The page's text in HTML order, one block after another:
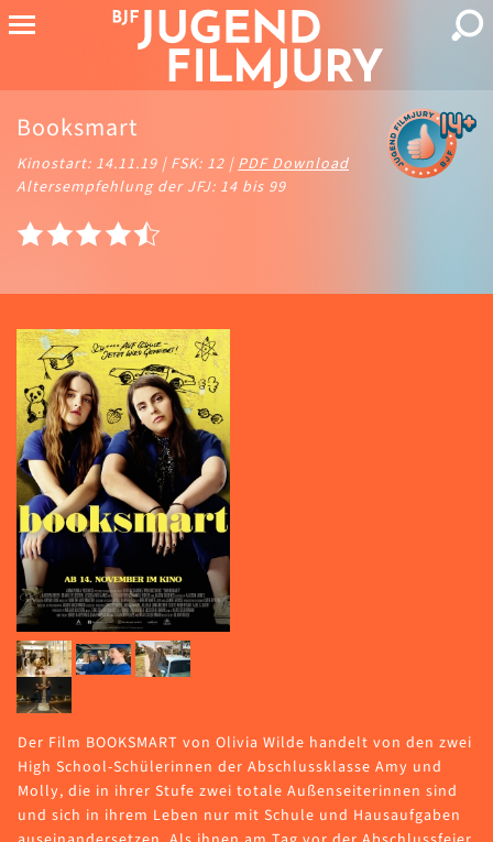
Booksmart
Kinostart: 14.11.19 | FSK: 12 |PDF Download
Altersempfehlung der JFJ: 14 bis 99
Der Film BOOKSMART von Olivia Wilde handelt von den zwei
High School-Schülerinnen der Abschlussklasse Amy und
Molly, die in ihrer Stufe zwei totale Außenseiterinnen sind
und sich in ihrem Leben nur mit Schule und Hausaufgaben